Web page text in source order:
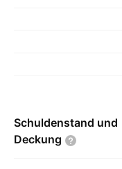
Schuldenstand und
Deckung